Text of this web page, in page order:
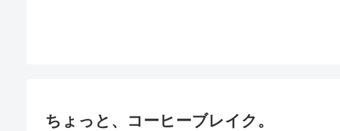
ちょっと、コーヒーブレイク。